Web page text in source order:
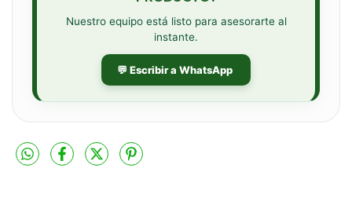
Nuestro equipo está listo para asesorarte al
instante.
💬 Escribir a WhatsApp